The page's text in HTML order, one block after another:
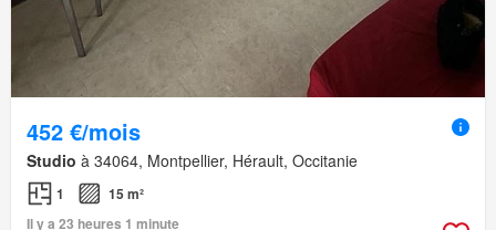
452 €/mois
Studio à 34064, Montpellier, Hérault, Occitanie
1
15 m²
Il y a 23 heures 1 minute